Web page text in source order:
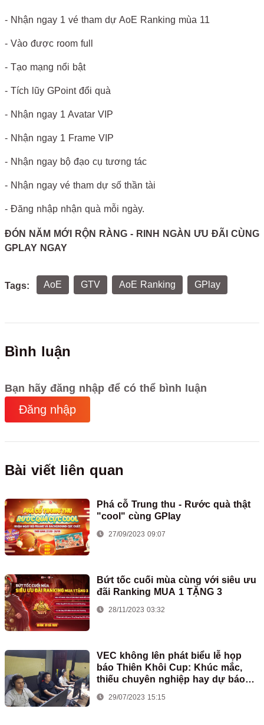
- Nhận ngay 1 vé tham dự AoE Ranking mùa 11
- Vào được room full
- Tạo mạng nổi bật
- Tích lũy GPoint đổi quà
- Nhận ngay 1 Avatar VIP
- Nhận ngay 1 Frame VIP
- Nhận ngay bộ đạo cụ tương tác
- Nhận ngay vé tham dự số thần tài
- Đăng nhập nhận quà mỗi ngày.
ĐÓN NĂM MỚI RỘN RÀNG - RINH NGÀN ƯU ĐÃI CÙNG
GPLAY NGAY
Tags: AoE GTV AoE Ranking GPlay
Bình luận
Bạn hãy đăng nhập để có thể bình luận
Đăng nhập
Bài viết liên quan
Phá cỗ Trung thu - Rước quà thật
"cool" cùng GPlay
27/09/2023 09:07
Bứt tốc cuối mùa cùng với siêu ưu
đãi Ranking MUA 1 TẶNG 3
28/11/2023 03:32
VEC không lên phát biểu lễ họp
báo Thiên Khôi Cup: Khúc mắc,
thiếu chuyên nghiệp hay dự báo
xấu về tương lai?
29/07/2023 15:15